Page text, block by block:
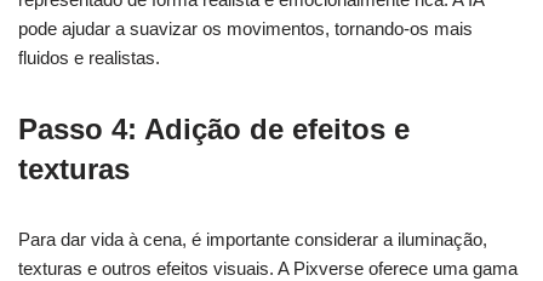
pode ajudar a suavizar os movimentos, tornando-os mais
fluidos e realistas.
Passo 4: Adição de efeitos e
texturas
Para dar vida à cena, é importante considerar a iluminação,
texturas e outros efeitos visuais. A Pixverse oferece uma gama